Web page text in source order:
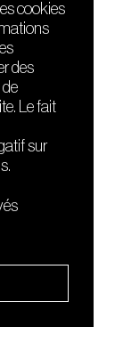
Lyrique
cookies
des
Le fait
sur